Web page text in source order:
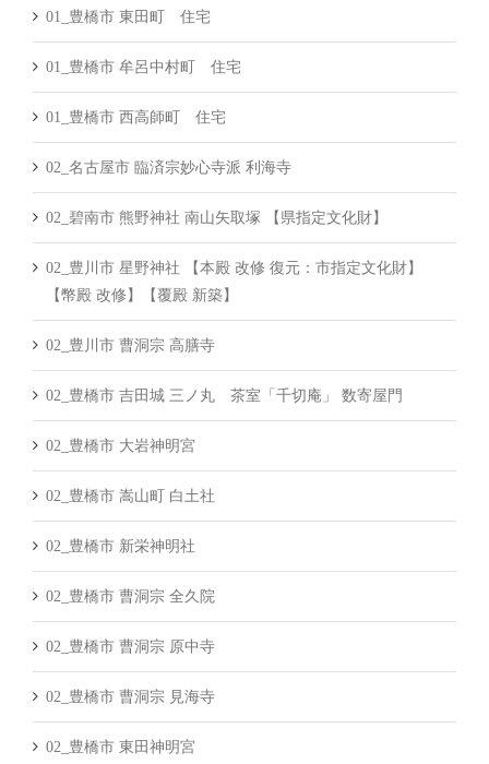
01_豊橋市 東田町 住宅
01_豊橋市 牟呂中村町 住宅
01_豊橋市 西高師町 住宅
02_名古屋市 臨済宗妙心寺派 利海寺
02_碧南市 熊野神社 南山矢取塚 【県指定文化財】
02_豊川市 星野神社 【本殿 改修 復元：市指定文化財】
【幣殿 改修】【覆殿 新築】
02_豊川市 曹洞宗 高膳寺
02_豊橋市 吉田城 三ノ丸 茶室「千切庵」 数寄屋門
02_豊橋市 大岩神明宮
02_豊橋市 嵩山町 白土社
02_豊橋市 新栄神明社
02_豊橋市 曹洞宗 全久院
02_豊橋市 曹洞宗 原中寺
02_豊橋市 曹洞宗 見海寺
02_豊橋市 東田神明宮